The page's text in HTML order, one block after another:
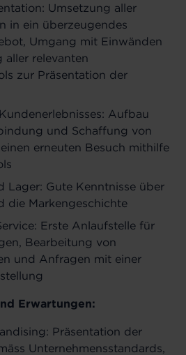
Umsetzung aller
in ein überzeugendes
Umgang mit Einwänden
relevanten
zur Präsentation der
Aufbau
und Schaffung von
erneuten Besuch mithilfe
Lager: Gute Kenntnisse über
die Markengeschichte
Erste Anlaufstelle für
Bearbeitung von
und Anfragen mit einer
Erwartungen:
Präsentation der
Unternehmensstandards,